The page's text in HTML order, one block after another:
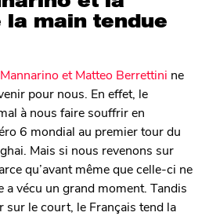
main tendue
et Matteo Berrettini ne
pour nous. En effet, le
à nous faire souffrir en
6 mondial au premier tour du
Mais si nous revenons sur
qu’avant même que celle-ci ne
a vécu un grand moment. Tandis
sur le court, le Français tend la